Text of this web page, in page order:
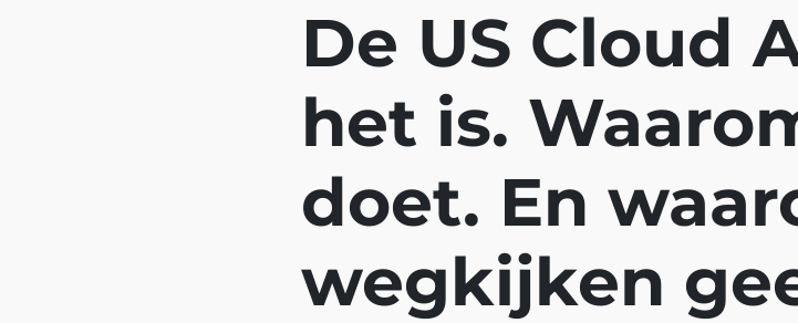
De US Cloud
het is.
doet. En
wegkijken